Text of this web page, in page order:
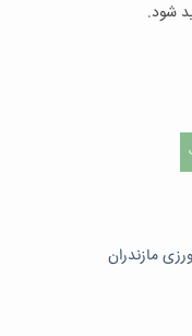
مازندران